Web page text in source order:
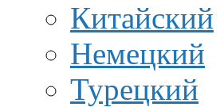
Китайский
Немецкий
Турецкий